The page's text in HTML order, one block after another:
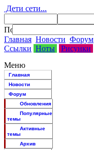
Дети сети...
Главная Новости Форум
Ссылки Ноты Рисунки
Меню
Главная
Новости
Форум
Обновления
Популярные
темы
Активные
темы
Архив